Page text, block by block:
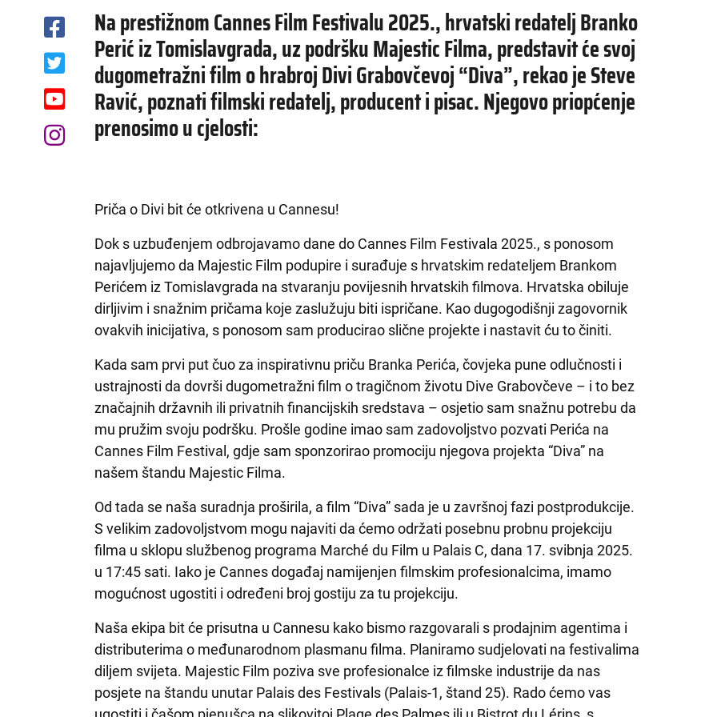
Na prestižnom Cannes Film Festivalu 2025., hrvatski redatelj Branko
Perić iz Tomislavgrada, uz podršku Majestic Filma, predstavit će svoj
dugometražni film o hrabroj Divi Grabovčevoj “Diva”, rekao je Steve
Ravić, poznati filmski redatelj, producent i pisac. Njegovo priopćenje
prenosimo u cjelosti:
Priča o Divi bit će otkrivena u Cannesu!
Dok s uzbuđenjem odbrojavamo dane do Cannes Film Festivala 2025., s ponosom
najavljujemo da Majestic Film podupire i surađuje s hrvatskim redateljem Brankom
Perićem iz Tomislavgrada na stvaranju povijesnih hrvatskih filmova. Hrvatska obiluje
dirljivim i snažnim pričama koje zaslužuju biti ispričane. Kao dugogodišnji zagovornik
ovakvih inicijativa, s ponosom sam producirao slične projekte i nastavit ću to činiti.
Kada sam prvi put čuo za inspirativnu priču Branka Perića, čovjeka pune odlučnosti i
ustrajnosti da dovrši dugometražni film o tragičnom životu Dive Grabovčeve – i to bez
značajnih državnih ili privatnih financijskih sredstava – osjetio sam snažnu potrebu da
mu pružim svoju podršku. Prošle godine imao sam zadovoljstvo pozvati Perića na
Cannes Film Festival, gdje sam sponzorirao promociju njegova projekta “Diva” na
našem štandu Majestic Filma.
Od tada se naša suradnja proširila, a film “Diva” sada je u završnoj fazi postprodukcije.
S velikim zadovoljstvom mogu najaviti da ćemo održati posebnu probnu projekciju
filma u sklopu službenog programa Marché du Film u Palais C, dana 17. svibnja 2025.
u 17:45 sati. Iako je Cannes događaj namijenjen filmskim profesionalcima, imamo
mogućnost ugostiti i određeni broj gostiju za tu projekciju.
Naša ekipa bit će prisutna u Cannesu kako bismo razgovarali s prodajnim agentima i
distributerima o međunarodnom plasmanu filma. Planiramo sudjelovati na festivalima
diljem svijeta. Majestic Film poziva sve profesionalce iz filmske industrije da nas
posjete na štandu unutar Palais des Festivals (Palais-1, štand 25). Rado ćemo vas